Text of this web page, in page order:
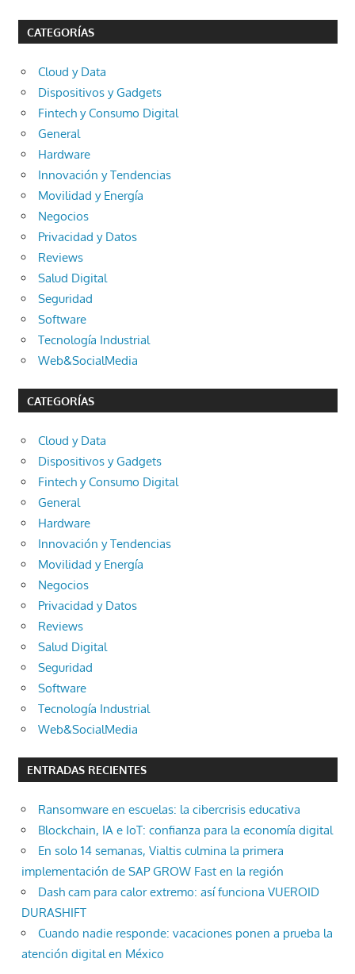
CATEGORÍAS
Cloud y Data
Dispositivos y Gadgets
Fintech y Consumo Digital
General
Hardware
Innovación y Tendencias
Movilidad y Energía
Negocios
Privacidad y Datos
Reviews
Salud Digital
Seguridad
Software
Tecnología Industrial
Web&SocialMedia
CATEGORÍAS
Cloud y Data
Dispositivos y Gadgets
Fintech y Consumo Digital
General
Hardware
Innovación y Tendencias
Movilidad y Energía
Negocios
Privacidad y Datos
Reviews
Salud Digital
Seguridad
Software
Tecnología Industrial
Web&SocialMedia
ENTRADAS RECIENTES
Ransomware en escuelas: la cibercrisis educativa
Blockchain, IA e IoT: confianza para la economía digital
En solo 14 semanas, Vialtis culmina la primera
implementación de SAP GROW Fast en la región
Dash cam para calor extremo: así funciona VUEROID
DURASHIFT
Cuando nadie responde: vacaciones ponen a prueba la
atención digital en México